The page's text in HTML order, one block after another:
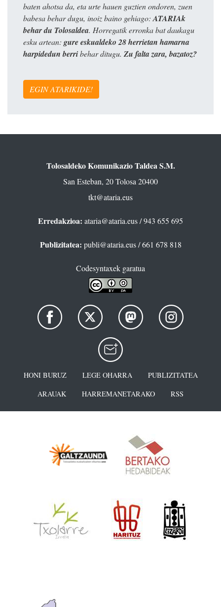
baten ahotsa da, eta urte hauen guztien ondoren, zuen
babesa behar dugu, inoiz baino gehiago: ATARIAk
behar du Tolosaldea. Horregatik erronka bat daukagu
esku artean: gure eskualdeko 28 herrietan hamarna
harpidedun berribehar ditugu. Zu falta zara, bazatoz?
EGIN ATARIKIDE!
Tolosaldeko Komunikazio Taldea S.M.
San Esteban, 20 Tolosa 20400
tkt@ataria.eus
Erredakzioa: ataria@ataria.eus/ 943 655 695
Publizitatea: publi@ataria.eus/ 661 678 818
Codesyntaxek garatua
HONI BURUZ LEGE OHARRA
PUBLIZITATEA
ARAUAK
HARREMANETARAKO RSS